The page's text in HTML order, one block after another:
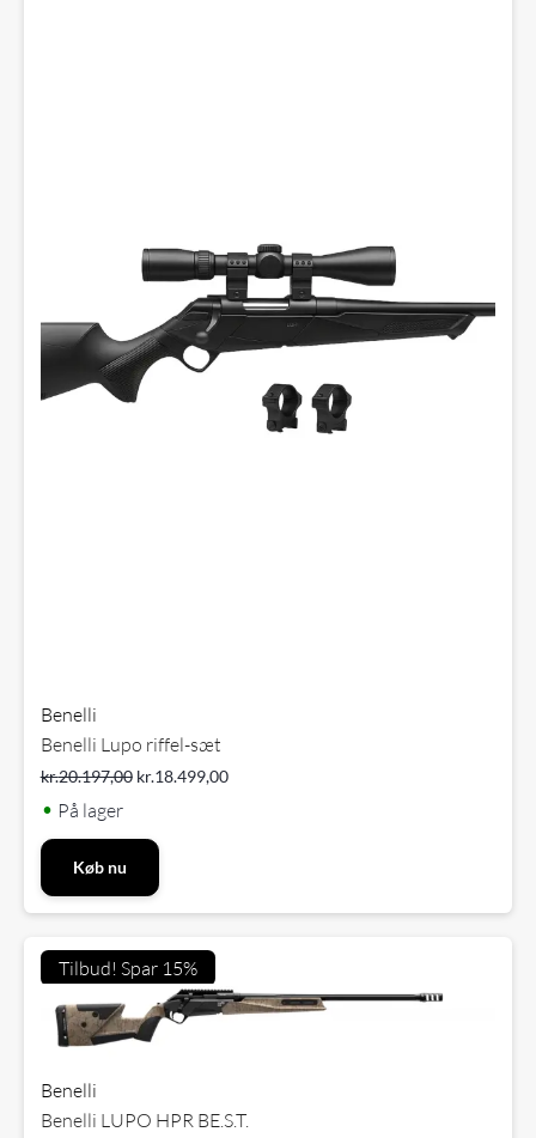
Benelli
Benelli Lupo riffel-sæt
kr.20.197,00 kr.18.499,00
• På lager
Køb nu
Tilbud! Spar 15%
Benelli
Benelli LUPO HPR BE.S.T.